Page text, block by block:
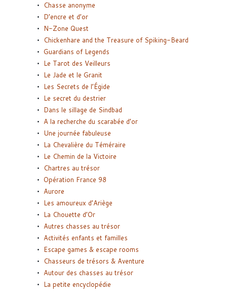
Chasse anonyme
D’encre et d’or
N-Zone Quest
Chickenhare and the Treasure of Spiking-Beard
Guardians of Legends
Le Tarot des Veilleurs
Le Jade et le Granit
Les Secrets de l’Égide
Le secret du destrier
Dans le sillage de Sindbad
A la recherche du scarabée d’or
Une journée fabuleuse
La Chevalière du Téméraire
Le Chemin de la Victoire
Chartres au trésor
Opération France 98
Aurore
Les amoureux d’Ariège
La Chouette d’Or
Autres chasses au trésor
Activités enfants et familles
Escape games & escape rooms
Chasseurs de trésors & Aventure
Autour des chasses au trésor
La petite encyclopédie